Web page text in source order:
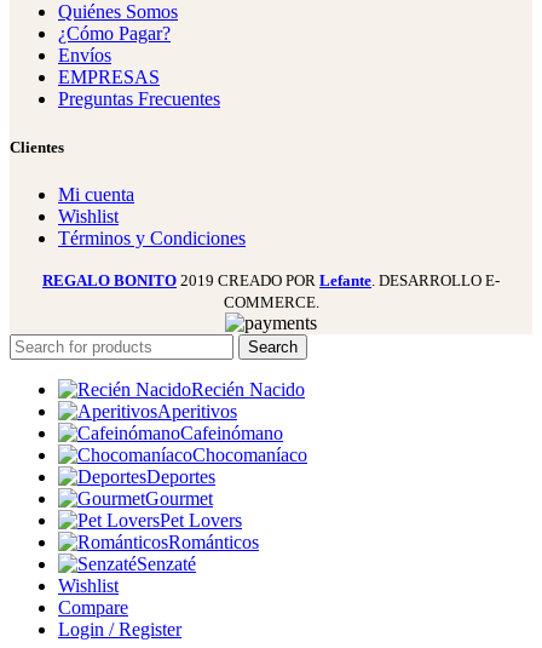
Quiénes Somos
¿Cómo Pagar?
Envíos
EMPRESAS
Preguntas Frecuentes
Clientes
Mi cuenta
Wishlist
Términos y Condiciones
REGALO BONITO 2019 CREADO POR Lefante . DESARROLLO E-
COMMERCE.
Search
Recién Nacido
Aperitivos
Cafeinómano
Chocomaníaco
Deportes
Gourmet
Pet Lovers
Románticos
Senzaté
Wishlist
Compare
Login / Register